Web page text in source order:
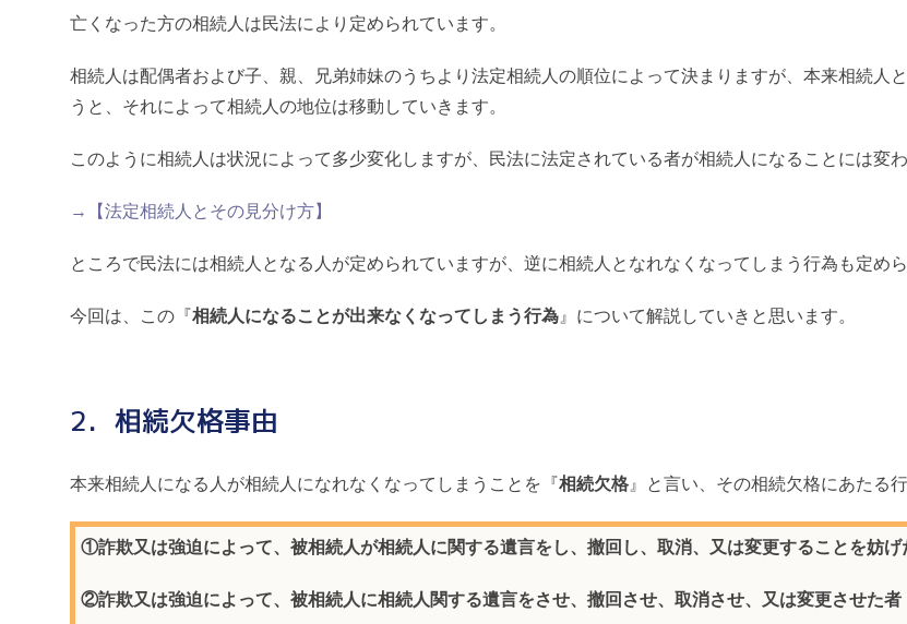
亡くなった方の相続人は民法により定められています。
相続人は配偶者および子、親、兄弟姉妹のうちより法定相続人の順位によって決まりますが、本来相続人
うと、それによって相続人の地位は移動していきます。
このように相続人は状況によって多少変化しますが、民法に法定されている者が相続人になることには変わ
→【法定相続人とその見分け方】
ところで民法には相続人となる人が定められていますが、逆に相続人となれなくなってしまう行為も定めら
今回は、この『相続人になることが出来なくなってしまう行為』について解説していきと思います。
2．相続欠格事由
本来相続人になる人が相続人になれなくなってしまうことを『相続欠格』と言い、その相続欠格にあたる
①詐欺又は強迫によって、被相続人が相続人に関する遺言をし、撤回し、取消、又は変更することを妨げ
②詐欺又は強迫によって、被相続人に相続人関する遺言をさせ、撤回させ、取消させ、又は変更させた者